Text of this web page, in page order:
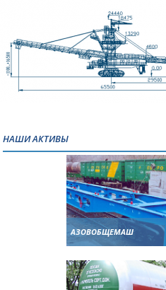
НАШИ АКТИВЫ
АЗОВОБЩЕМАШ